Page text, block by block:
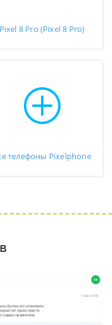
Pixel 8 Pro (Pixel 8 Pro)
телефоны Pixelphone